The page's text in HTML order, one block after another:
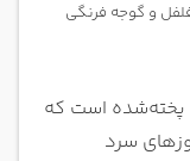
و گوجه فرنگی
پخته‌شده است که
سرد